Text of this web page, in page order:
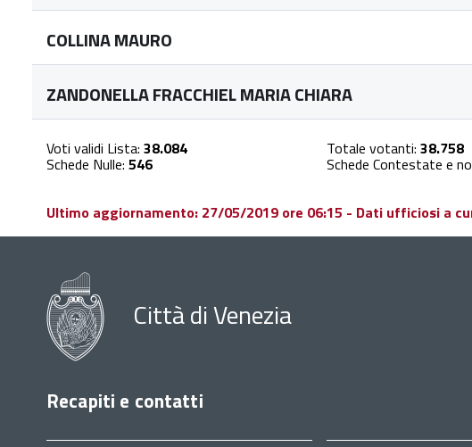
COLLINA MAURO
ZANDONELLA FRACCHIEL MARIA CHIARA
Voti validi Lista: 38.084 Totale votanti: 38.758
Schede Nulle: 546 Schede Contestate e
Ultimo aggiornamento: 27/05/2019 ore 06:15 - Dati ufficiosi a
Città di Venezia
Recapiti e contatti